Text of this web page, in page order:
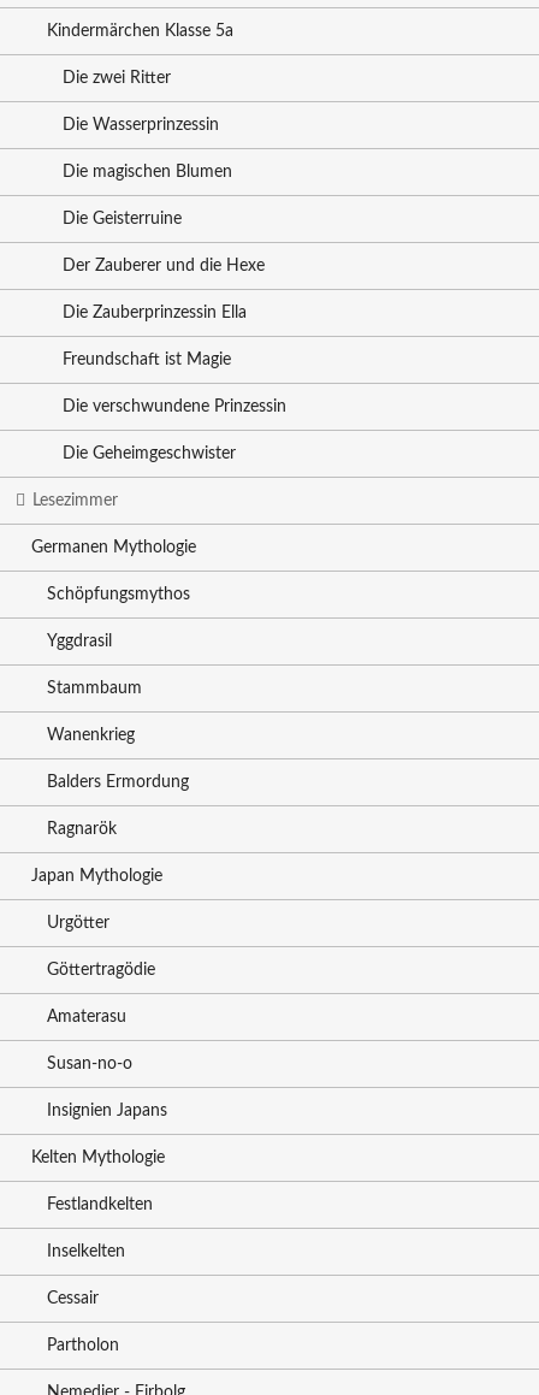
Kindermärchen Klasse 5a
Die zwei Ritter
Die Wasserprinzessin
Die magischen Blumen
Die Geisterruine
Der Zauberer und die Hexe
Die Zauberprinzessin Ella
Freundschaft ist Magie
Die verschwundene Prinzessin
Die Geheimgeschwister
Lesezimmer
Germanen Mythologie
Schöpfungsmythos
Yggdrasil
Stammbaum
Wanenkrieg
Balders Ermordung
Ragnarök
Japan Mythologie
Urgötter
Göttertragödie
Amaterasu
Susan-no-o
Insignien Japans
Kelten Mythologie
Festlandkelten
Inselkelten
Cessair
Partholon